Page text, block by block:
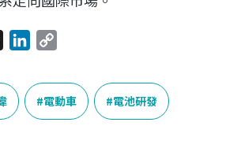
r
e
a
n
e
p
y
L
電動車 電池研發